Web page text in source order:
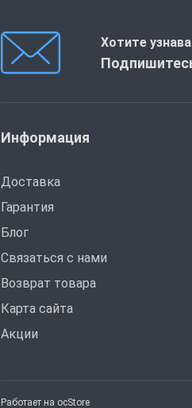
Хотите
Информация
Доставка
Гарантия
Блог
Связаться с нами
Возврат товара
Карта сайта
Акции
Работает на ocStore